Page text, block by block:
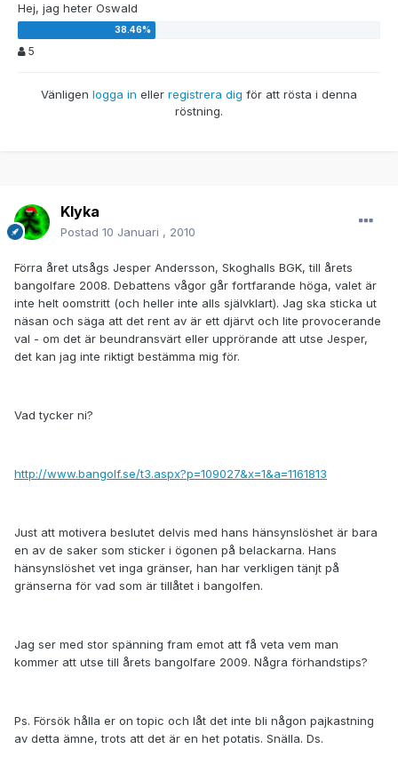
Hej, jag heter Oswald
5
Vänligen logga in eller registrera dig för att rösta i denna
röstning.
Klyka
Postad 10 Januari , 2010
Förra året utsågs Jesper Andersson, Skoghalls BGK, till årets
bangolfare 2008. Debattens vågor går fortfarande höga, valet är
inte helt oomstritt (och heller inte alls självklart). Jag ska sticka ut
näsan och säga att det rent av är ett djärvt och lite provocerande
val - om det är beundransvärt eller upprörande att utse Jesper,
det kan jag inte riktigt bestämma mig för.
Vad tycker ni?
http://www.bangolf.se/t3.aspx?p=109027&x=1&a=1161813
Just att motivera beslutet delvis med hans hänsynslöshet är bara
en av de saker som sticker i ögonen på belackarna. Hans
hänsynslöshet vet inga gränser, han har verkligen tänjt på
gränserna för vad som är tillåtet i bangolfen.
Jag ser med stor spänning fram emot att få veta vem man
kommer att utse till årets bangolfare 2009. Några förhandstips?
Ps. Försök hålla er on topic och låt det inte bli någon pajkastning
av detta ämne, trots att det är en het potatis. Snälla. Ds.